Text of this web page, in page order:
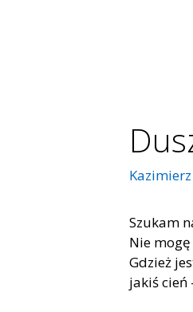
Szu­kam
Nie
Gdzież
ja­kiś cień